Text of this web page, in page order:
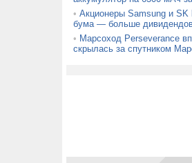
• Акционеры Samsung и
бума — больше
• Марсоход Perseverance
скрылась за спутником